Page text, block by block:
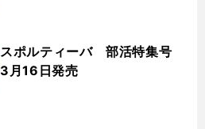
スポルティーバ 部活特集号
3月16日発売